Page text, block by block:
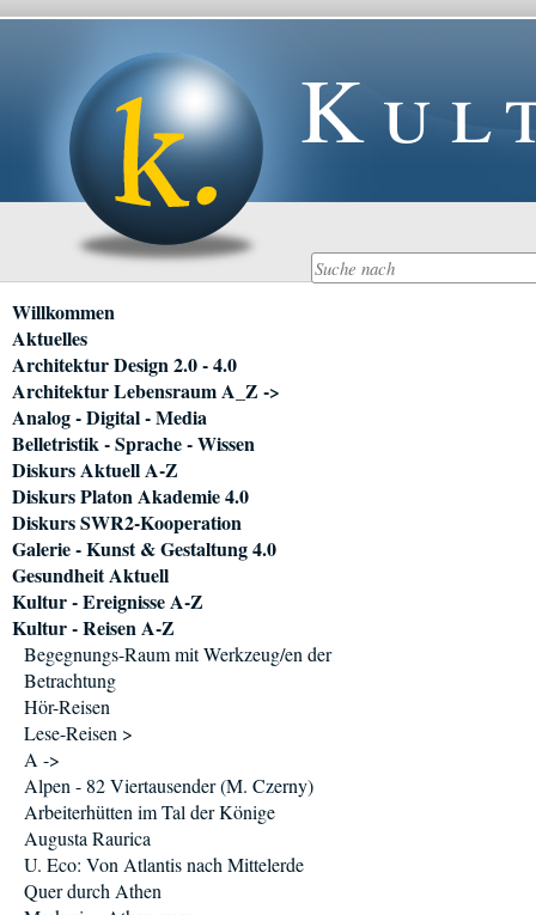
Navigation
überspringen
Willkommen
Aktuelles
Architektur Design 2.0 - 4.0
Architektur Lebensraum A_Z ->
Analog - Digital - Media
Belletristik - Sprache - Wissen
Diskurs Aktuell A-Z
Diskurs Platon Akademie 4.0
Diskurs SWR2-Kooperation
Galerie - Kunst & Gestaltung 4.0
Gesundheit Aktuell
Kultur - Ereignisse A-Z
Kultur - Reisen A-Z
Begegnungs-Raum mit Werkzeug/en der
Betrachtung
Hör-Reisen
Lese-Reisen >
A ->
Alpen - 82 Viertausender (M. Czerny)
Arbeiterhütten im Tal der Könige
Augusta Raurica
U. Eco: Von Atlantis nach Mittelerde
Quer durch Athen